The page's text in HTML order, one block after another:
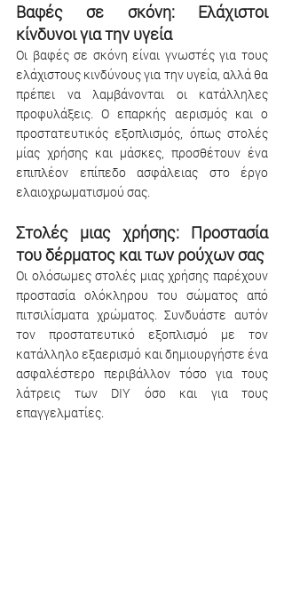
Βαφές σε σκόνη: Ελάχιστοι
κίνδυνοι για την υγεία
Οι βαφές σε σκόνη είναι γνωστές για τους
ελάχιστους κινδύνους για την υγεία, αλλά θα
πρέπει να λαμβάνονται οι κατάλληλες
προφυλάξεις. Ο επαρκής αερισμός και ο
προστατευτικός εξοπλισμός, όπως στολές
μίας χρήσης και μάσκες, προσθέτουν ένα
επιπλέον επίπεδο ασφάλειας στο έργο
ελαιοχρωματισμού σας.
Στολές μιας χρήσης: Προστασία
του δέρματος και των ρούχων σας
Οι ολόσωμες στολές μιας χρήσης παρέχουν
προστασία ολόκληρου του σώματος από
πιτσιλίσματα χρώματος. Συνδυάστε αυτόν
τον προστατευτικό εξοπλισμό με τον
κατάλληλο εξαερισμό και δημιουργήστε ένα
ασφαλέστερο περιβάλλον τόσο για τους
λάτρεις των DIY όσο και για τους
επαγγελματίες.